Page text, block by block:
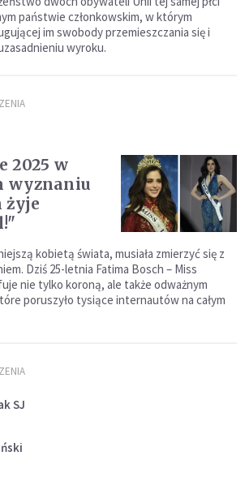
państwie członkowskim, w którym
im swobody przemieszczania się i
wyroku.
2025 w
wyznaniu
żyje
kobietą świata, musiała zmierzyć się z
Dziś 25-letnia Fatima Bosch – Miss
nie tylko koroną, ale także odważnym
poruszyło tysiące internautów na całym
SJ